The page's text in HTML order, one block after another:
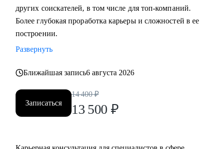
• Сформулировать карьерную цель и разработать план для
ее достижения (пошаговая дорожная карта)
• Составить план роста до позиции директор по
• Проведу аудит резюме и тестового задания, помогу
сопроводительное письмо, чтобы приглашали в компании
• Проведу репетицию собеседования, помогу
• Построить эффективную команду маркетинга,
других соискателей, в том числе для топ-компаний.
Более глубокая проработка карьеры и сложностей в ее
построении.
Развернуть
Ближайшая запись6 августа 2026
Записаться
14 400 ₽
13 500 ₽